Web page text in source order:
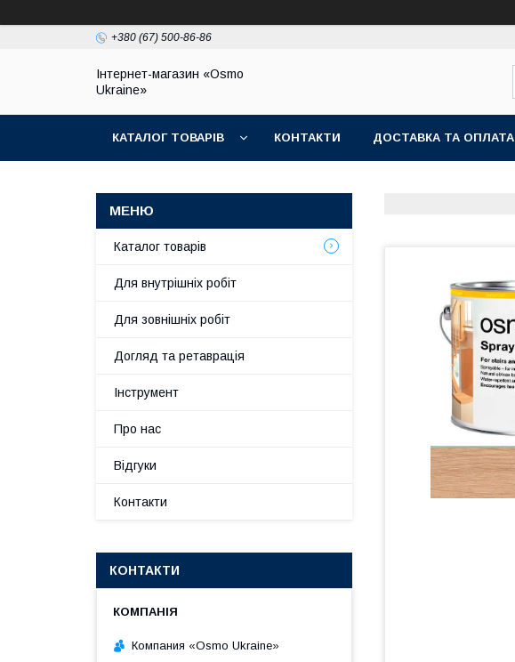
+380 (67) 500-86-86
Інтернет-магазин «Osmo
Ukraine»
КАТАЛОГ ТОВАРІВ КОНТАКТИ ДОСТАВКА ТА ОПЛАТА
Каталог товарів
Для внутрішніх робіт
Для зовнішніх робіт
Догляд та ретаврація
Інструмент
Про нас
Відгуки
Контакти
КОНТАКТИ
Компания «Osmo Ukraine»